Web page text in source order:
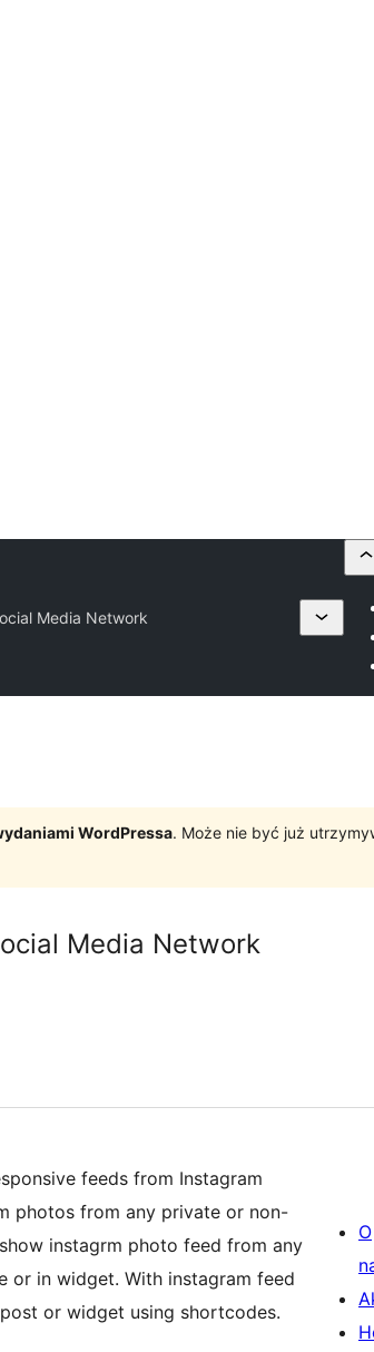
Media Network
WordPressa. Może nie być już
Media Network
feeds from Instagram
photos from any private or non-
instagrm photo feed from any
or in widget. With instagram feed
or widget using shortcodes.
O